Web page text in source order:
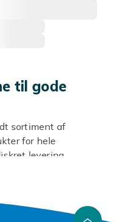
til gode
sortiment af
for hele
levering.
hyaluronsyre,
E. Vælg efter